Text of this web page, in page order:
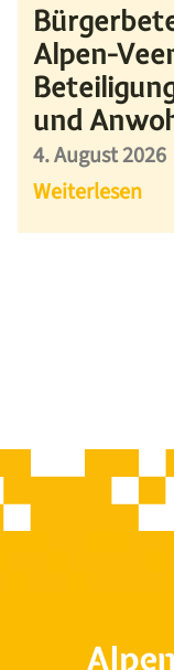
Alpen-
und
4. August 2026
Weiterlesen